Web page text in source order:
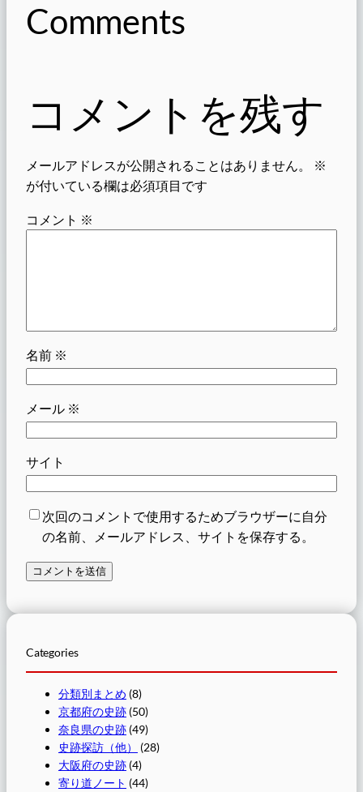
Comments
コメントを残す
メールアドレスが公開されることはありません。
※
が付いている欄は必須項目です
コメント ※
名前 ※
メール ※
サイト
次回のコメントで使用するためブラウザーに自分
の名前、メールアドレス、サイトを保存する。
Categories
分類別まとめ (8)
京都府の史跡 (50)
奈良県の史跡 (49)
史跡探訪（他）
(28)
大阪府の史跡 (4)
寄り道ノート (44)